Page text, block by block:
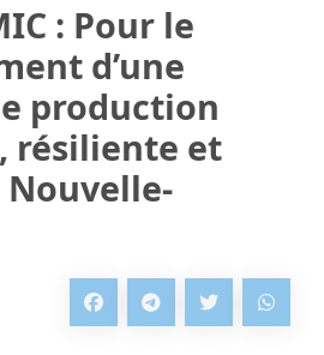
: Pour le
d’une
production
résiliente et